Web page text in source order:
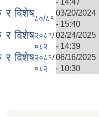
- 14:47
र विशेष८०/८१
03/20/2024
- 15:40
र विशेष२०८१/
०८२
02/24/2025
- 14:39
र विशेष२०८१/
०८२
06/16/2025
- 10:30